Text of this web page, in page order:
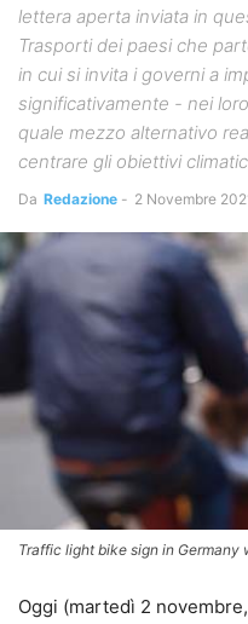
lettera aperta inviata in
Trasporti dei paesi che
in cui si invita i governi a
significativamente - nei
quale mezzo alternativo
centrare gli obiettivi
Da Redazione - 2 Novembre
Traffic light bike sign in
Oggi (martedì 2